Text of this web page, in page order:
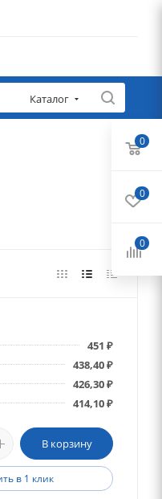
Каталог
451 ₽
438,40₽
426,30₽
414,10₽
В корзину
в 1 клик
0
0
0